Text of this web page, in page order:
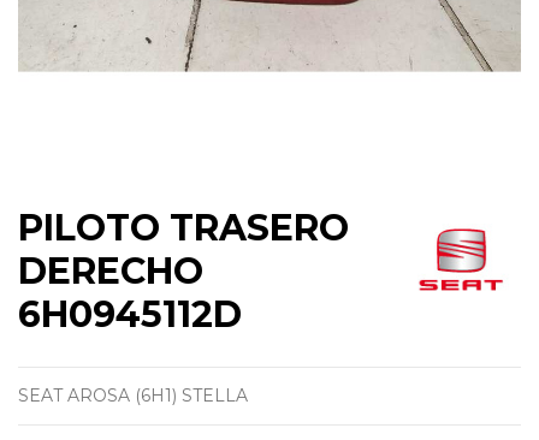
PILOTO TRASERO
DERECHO
6H0945112D
SEAT AROSA (6H1) STELLA